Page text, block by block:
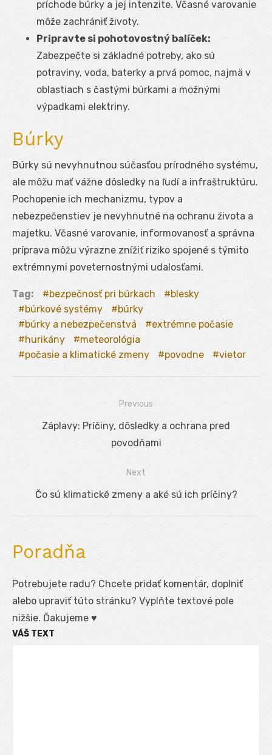
príchode búrky a jej intenzite. Včasné varovanie
môže zachrániť životy.
Pripravte si pohotovostný balíček:
Zabezpečte si základné potreby, ako sú
potraviny, voda, baterky a prvá pomoc, najmä v
oblastiach s častými búrkami a možnými
výpadkami elektriny.
Búrky
Búrky sú nevyhnutnou súčasťou prírodného systému,
ale môžu mať vážne dôsledky na ľudí a infraštruktúru.
Pochopenie ich mechanizmu, typov a
nebezpečenstiev je nevyhnutné na ochranu života a
majetku. Včasné varovanie, informovanosť a správna
príprava môžu výrazne znížiť riziko spojené s týmito
extrémnymi poveternostnými udalosťami.
Tag: bezpečnosť pri búrkach
blesky
búrkové systémy
búrky
búrky a nebezpečenstvá
extrémne počasie
hurikány
meteorológia
počasie a klimatické zmeny
povodne vietor
Navigácia
Previous
PreviousZáplavy: Príčiny, dôsledky a ochrana pred
povodňami
Next
Next
Čo sú klimatické zmeny a aké sú ich príčiny?
Poradňa
Potrebujete radu? Chcete pridať komentár, doplniť
alebo upraviť túto stránku? Vyplňte textové pole
nižšie. Ďakujeme ♥
VÁŠ TEXT